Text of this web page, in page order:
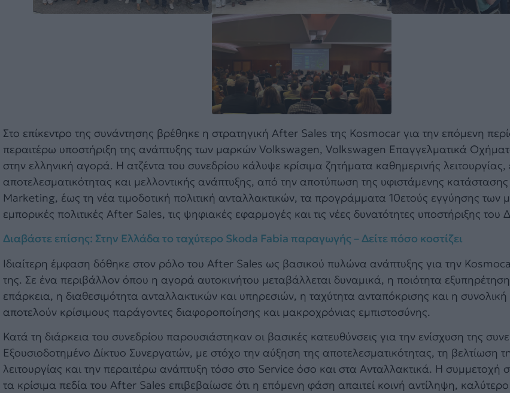
Στο επίκεντρο της συνάντησης βρέθηκε η στρατηγική After Sales της Kosmocar για την επόμενη
περαιτέρω υποστήριξη της ανάπτυξης των μαρκών Volkswagen, Volkswagen Επαγγελματικά
στην ελληνική αγορά. Η ατζέντα του συνεδρίου κάλυψε κρίσιμα ζητήματα καθημερινής λειτουργίας,
αποτελεσματικότητας και μελλοντικής ανάπτυξης, από την αποτύπωση της υφιστάμενης
Marketing, έως τη νέα τιμοδοτική πολιτική ανταλλακτικών, τα προγράμματα 10ετούς εγγύησης των
εμπορικές πολιτικές After Sales, τις ψηφιακές εφαρμογές και τις νέες δυνατότητες υποστήριξης του
Διαβάστε επίσης: Στην Ελλάδα το ταχύτερο Skoda Fabia παραγωγής – Δείτε πόσο κοστίζει
Ιδιαίτερη έμφαση δόθηκε στον ρόλο του After Sales ως βασικού πυλώνα ανάπτυξης για την
της. Σε ένα περιβάλλον όπου η αγορά αυτοκινήτου μεταβάλλεται δυναμικά, η ποιότητα
επάρκεια, η διαθεσιμότητα ανταλλακτικών και υπηρεσιών, η ταχύτητα ανταπόκρισης και η συνολική
αποτελούν κρίσιμους παράγοντες διαφοροποίησης και μακροχρόνιας εμπιστοσύνης.
Κατά τη διάρκεια του συνεδρίου παρουσιάστηκαν οι βασικές κατευθύνσεις για την ενίσχυση της
Εξουσιοδοτημένο Δίκτυο Συνεργατών, με στόχο την αύξηση της αποτελεσματικότητας, τη βελτίωση
λειτουργίας και την περαιτέρω ανάπτυξη τόσο στο Service όσο και στα Ανταλλακτικά. Η συμμετοχή
τα κρίσιμα πεδία του After Sales επιβεβαίωσε ότι η επόμενη φάση απαιτεί κοινή αντίληψη,